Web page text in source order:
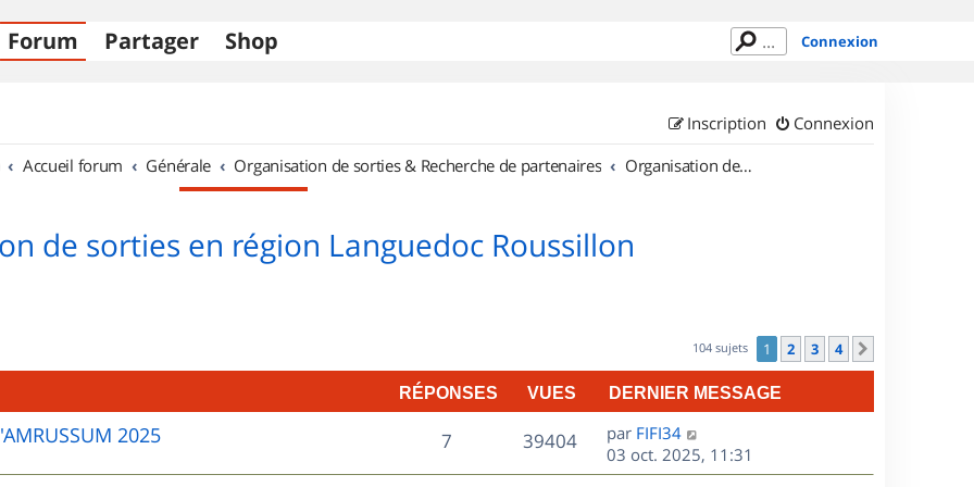
Forum Partager Shop Connexion
Connexion
Inscription
Accueil forum Générale Organisation de sorties & Recherche de partenaires Organisation de sorties en région Languedoc Roussillon
de sorties en région Languedoc Roussillon
104 sujets 1 2 3 4
RÉPONSES VUES DERNIER MESSAGE
2025 7R
é
39404V
u
D
e
r
par FIFI34
03 oct. 2025, 11:31